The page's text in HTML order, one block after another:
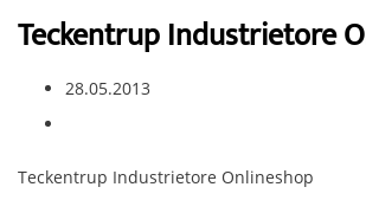
Teckentrup Industrietore
28.05.2013
Teckentrup Industrietore Onlineshop